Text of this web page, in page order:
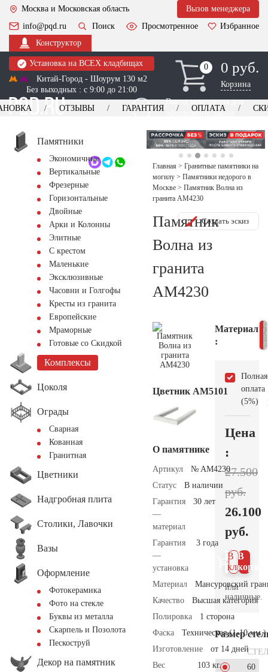
Москва и Московская область
Вызов менеджера
info@pqd.ru
Поиск Просмотренное
Избранное
Конструктор
Установка на ВСЕХ кладбищах
Китай-Город - Шоурум 130 м2
Без выходных : с 9:00 до 21:00
0
0 0 руб.
Корзина
Выезд менеджера для
оформления заказа
+7 (495) 518-44-23
Обратный звонок
ОТЗЫВЫ ГАРАНТИЯ ОПЛАТА
Памятники
Экономичные
Вертикальные
Фрезерные
Горизонтальные
Двойные
Арки и Колонны
Элитные
С крестом
Маленькие
Эксклюзивные
Часовни и Голгофы
Кресты из гранита
Европейские
Мраморные
Готовые со Скидкой
Комплексы
Цоколя
Ограды
Сварная
Кованная
Гранитная
Цветники
Надгробная плита
Столики, Лавочки
Вазы
Оформление
Фотокерамика
Фото на стекле
Буквы из металла
Скарпель и Позолота
Пескоструй
Декор на памятник
Главная > Гранитные памятники на
могилу > Памятники недорого в
Москве > Памятник Волна из
гранита AM4230
Памятник
Волна из
гранита
AM4230
Создать эскиз
Цветник АМ5101
О памятнике
Артикул
№ AM4230
Статус
В наличии
Гарантия
—
материал
30 лет
Гарантия
—
установка
3 года
Материал
Мансуровский
Качество
Высшая категория
Полировка
1 сторона
Фаска
Техническая (1-10 мм.)
Изготовление
от 14 дней
Вес
103 кг.
Материал
:
Полная
оплата
(5%)
Цена
:
27.500
руб.
26.100
руб.
В
В 1
клик
или
наличные.
Размер
60